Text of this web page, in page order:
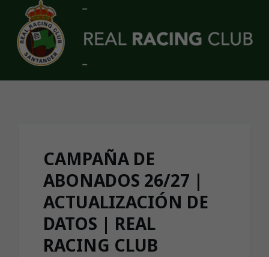
Skip to main content
CAMPAÑA DE
ABONADOS 26/27 |
ACTUALIZACIÓN DE
DATOS | REAL
RACING CLUB